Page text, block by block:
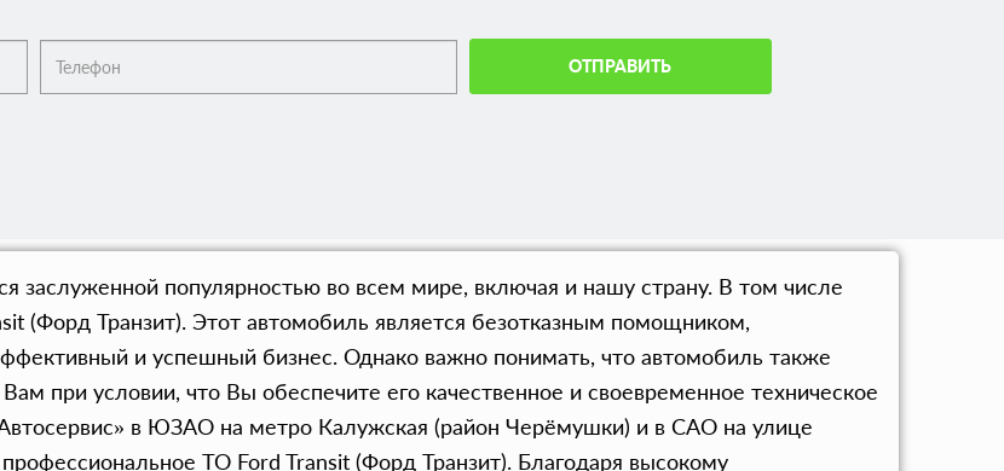
ОТПРАВИТЬ
заслуженной популярностью во всем мире, включая и нашу страну. В том числе
(Форд Транзит). Этот автомобиль является безотказным помощником,
и успешный бизнес. Однако важно понимать, что автомобиль также
при условии, что Вы обеспечите его качественное и своевременное техническое
в ЮЗАО на метро Калужская (район Черёмушки) и в САО на улице
ТО Ford Transit (Форд Транзит). Благодаря высокому